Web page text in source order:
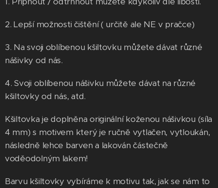
2. Lepší možnosti čištění ( určitě ale NE v pračce)
3. Na svoji oblíbenou kšiltovku můžete dávat různé
nášivky od nás.
4. Svoji oblíbenou nášivku můžete dávat na různé
kšiltovky od nás, atd.
Kšiltovka je doplněna originální koženou nášivkou (síla
4 mm) s motivem který je ručně vytlačen, vytloukán,
následně lehce barven a lakován částečně
voděodolným lakem!
Barvu kšiltovky vybíráme k motivu tak, jak se nám to